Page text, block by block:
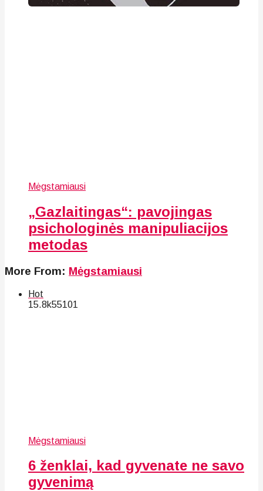
Mėgstamiausi
„Gazlaitingas“: pavojingas
psichologinės manipuliacijos
metodas
More From: Mėgstamiausi
Hot
15.8k55101
Mėgstamiausi
6 ženklai, kad gyvenate ne savo
gyvenimą